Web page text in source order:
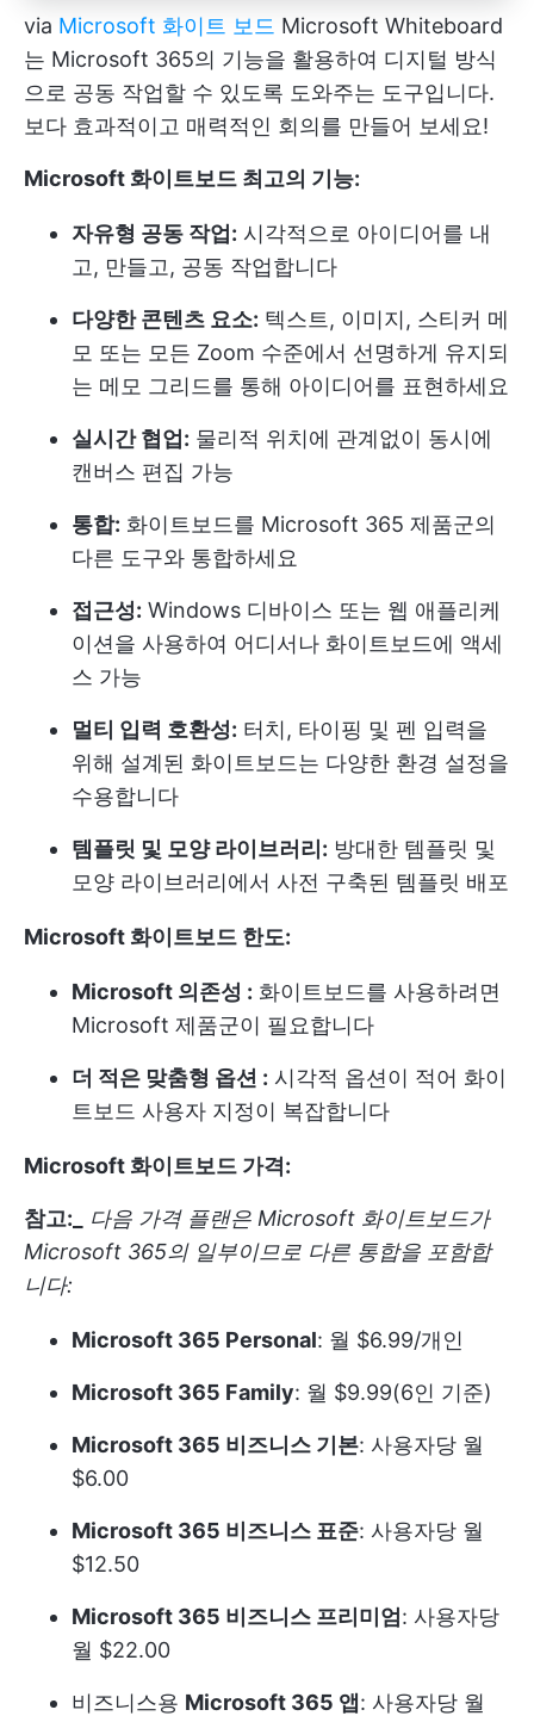
via Microsoft 화이트 보드 Microsoft Whiteboard
는 Microsoft 365의 기능을 활용하여 디지털 방식
으로 공동 작업할 수 있도록 도와주는 도구입니다.
보다 효과적이고 매력적인 회의를 만들어 보세요!
Microsoft 화이트보드 최고의 기능:
자유형 공동 작업: 시각적으로 아이디어를 내
고, 만들고, 공동 작업합니다
다양한 콘텐츠 요소: 텍스트, 이미지, 스티커 메
모 또는 모든 Zoom 수준에서 선명하게 유지되
는 메모 그리드를 통해 아이디어를 표현하세요
실시간 협업: 물리적 위치에 관계없이 동시에
캔버스 편집 가능
통합: 화이트보드를 Microsoft 365 제품군의
다른 도구와 통합하세요
접근성: Windows 디바이스 또는 웹 애플리케
이션을 사용하여 어디서나 화이트보드에 액세
스 가능
멀티 입력 호환성: 터치, 타이핑 및 펜 입력을
위해 설계된 화이트보드는 다양한 환경 설정을
수용합니다
템플릿 및 모양 라이브러리: 방대한 템플릿 및
모양 라이브러리에서 사전 구축된 템플릿 배포
Microsoft 화이트보드 한도:
Microsoft 의존성 : 화이트보드를 사용하려면
Microsoft 제품군이 필요합니다
더 적은 맞춤형 옵션 : 시각적 옵션이 적어 화이
트보드 사용자 지정이 복잡합니다
Microsoft 화이트보드 가격:
참고:_
다음 가격 플랜은 Microsoft 화이트보드가
Microsoft 365의 일부이므로 다른 통합을 포함합
니다:
Microsoft 365 Personal: 월 $6.99/개인
Microsoft 365 Family: 월 $9.99(6인 기준)
Microsoft 365 비즈니스 기본: 사용자당 월
$6.00
Microsoft 365 비즈니스 표준: 사용자당 월
$12.50
Microsoft 365 비즈니스 프리미엄 : 사용자당
월 $22.00
비즈니스용 Microsoft 365 앱 : 사용자당 월